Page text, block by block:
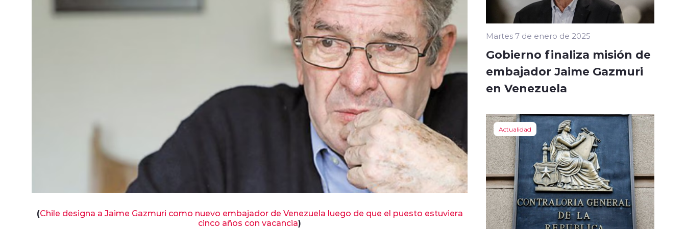
(Chile designa a Jaime Gazmuri como nuevo embajador de Venezuela luego de que el puesto estuviera
cinco años con vacancia)
Martes 7 de enero de 2025
Gobierno finaliza misión de
embajador Jaime Gazmuri
en Venezuela
Actualidad